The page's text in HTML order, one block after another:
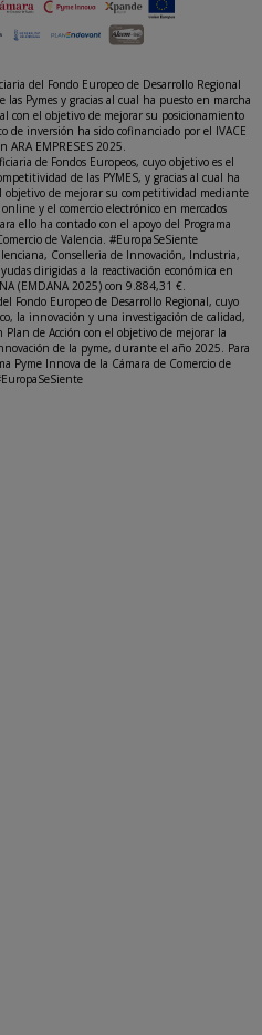
del Fondo Europeo de Desarrollo Regional
Pymes y gracias al cual ha puesto en marcha
el objetivo de mejorar su posicionamiento
de inversión ha sido cofinanciado por el IVACE
ARA EMPRESES 2025.
de Fondos Europeos, cuyo objetivo es el
de las PYMES, y gracias al cual ha
de mejorar su competitividad mediante
y el comercio electrónico en mercados
ello ha contado con el apoyo del Programa
de Valencia. #EuropaSeSiente
Conselleria de Innovación, Industria,
dirigidas a la reactivación económica en
(EMDANA 2025) con 9.884,31 €.
Fondo Europeo de Desarrollo Regional, cuyo
la innovación y una investigación de calidad,
de Acción con el objetivo de mejorar la
de la pyme, durante el año 2025. Para
Pyme Innova de la Cámara de Comercio de